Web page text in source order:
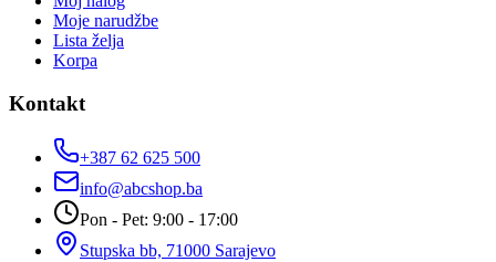
Moje narudžbe
Lista želja
Korpa
Kontakt
+387 62 625 500
info@abcshop.ba
Pon - Pet: 9:00 - 17:00
Stupska bb, 71000 Sarajevo